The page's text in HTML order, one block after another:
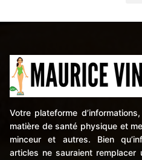
Votre plateforme
matière de santé physique et
minceur et autres. Bien
articles ne sauraient remplacer